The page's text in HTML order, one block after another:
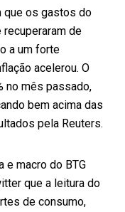
que os gastos do
de
a um forte
acelerou. O
no mês passado,
bem acima das
pela Reuters.
e macro do BTG
que a leitura do
de consumo,